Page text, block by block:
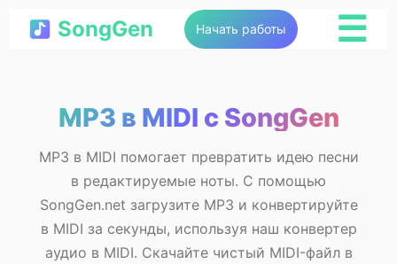
SongGen Начать работы ☰
MP3 в MIDI с SongGen
MP3 в MIDI помогает превратить идею песни
в редактируемые ноты. С помощью
SongGen.net загрузите MP3 и конвертируйте
в MIDI за секунды, используя наш конвертер
аудио в MIDI. Скачайте чистый MIDI-файл в